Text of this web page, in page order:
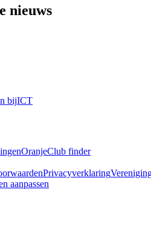
nieuws
bijICT
OranjeClub finder
Privacyverklaring
aanpassen